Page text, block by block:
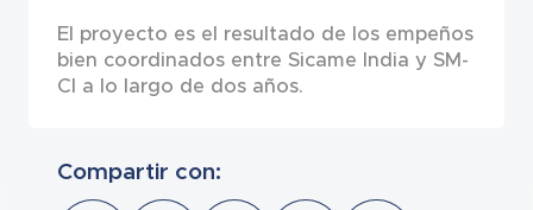
Compartir con:
El proyecto es el resultado de los empeños
bien coordinados entre Sicame India y SM-
CI a lo largo de dos años.